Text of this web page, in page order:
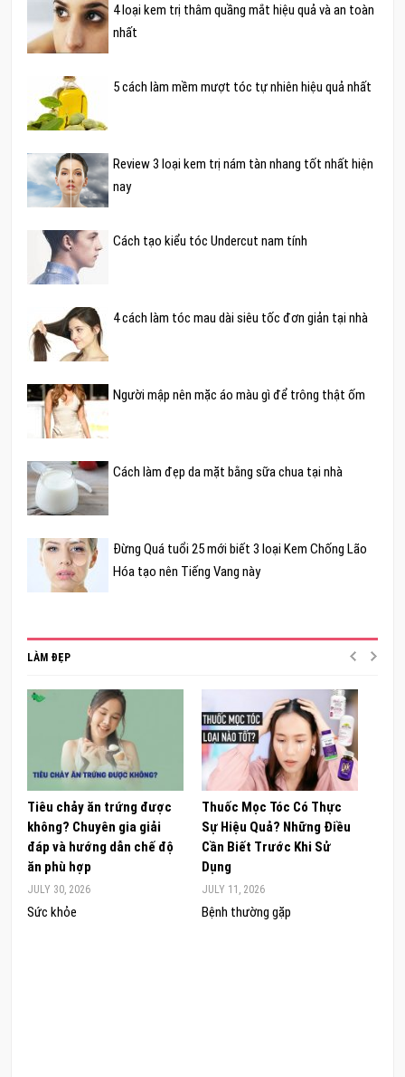
4 loại kem trị thâm quầng mắt hiệu quả và an toàn
nhất
5 cách làm mềm mượt tóc tự nhiên hiệu quả nhất
Review 3 loại kem trị nám tàn nhang tốt nhất hiện
nay
Cách tạo kiểu tóc Undercut nam tính
4 cách làm tóc mau dài siêu tốc đơn giản tại nhà
Người mập nên mặc áo màu gì để trông thật ốm
Cách làm đẹp da mặt bằng sữa chua tại nhà
Đừng Quá tuổi 25 mới biết 3 loại Kem Chống Lão
Hóa tạo nên Tiếng Vang này
LÀM ĐẸP
Tiêu chảy ăn trứng được
không? Chuyên gia giải
đáp và hướng dẫn chế độ
ăn phù hợp
JULY 30, 2026
Sức khỏe
Thuốc Mọc Tóc Có Thực
Sự Hiệu Quả? Những Điều
Cần Biết Trước Khi Sử
Dụng
JULY 11, 2026
Bệnh thường gặp